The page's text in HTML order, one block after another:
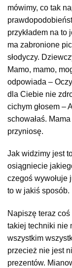
mówimy, co tak
przykładem na
ma zabronione
słodyczy.
Mamo, mamo,
odpowiada –
dla Ciebie nie
cichym głosem –
schowałaś.
przyniosę.
Jak widzimy jest
osiągniecie
czegoś wywołuje
to w jakiś sposób.
Napiszę teraz
takiej techniki nie
wszystkim
przecież nie jest
prezentów.